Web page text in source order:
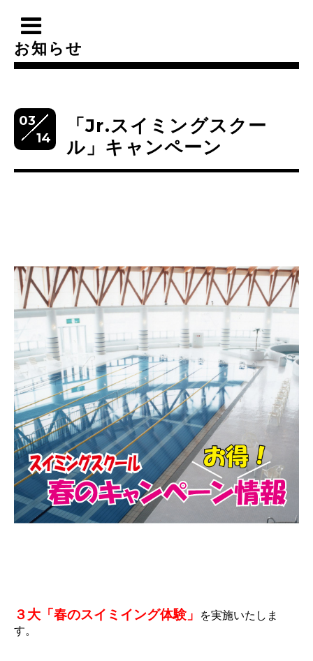
お知らせ
03
14
「Jr.スイミングスクー
ル」キャンペーン
３大 「春のスイミイング体験」
を実施いたしま
す。